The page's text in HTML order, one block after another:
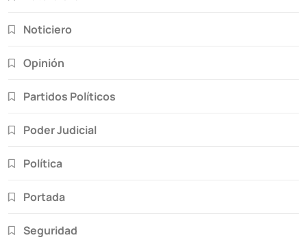
Noticiero
Opinión
Partidos Políticos
Poder Judicial
Política
Portada
Seguridad